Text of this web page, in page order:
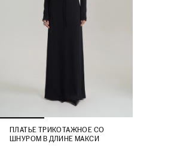
ПЛАТЬЕ ТРИКОТАЖНОЕ СО
ШНУРОМ В ДЛИНЕ МАКСИ